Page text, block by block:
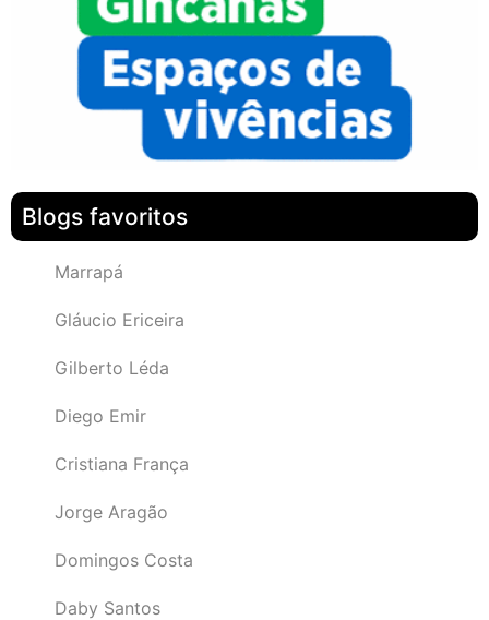
Blogs favoritos
Marrapá
Gláucio Ericeira
Gilberto Léda
Diego Emir
Cristiana França
Jorge Aragão
Domingos Costa
Daby Santos